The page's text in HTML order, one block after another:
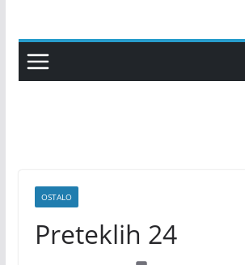
content
OSTALO
Preteklih 24